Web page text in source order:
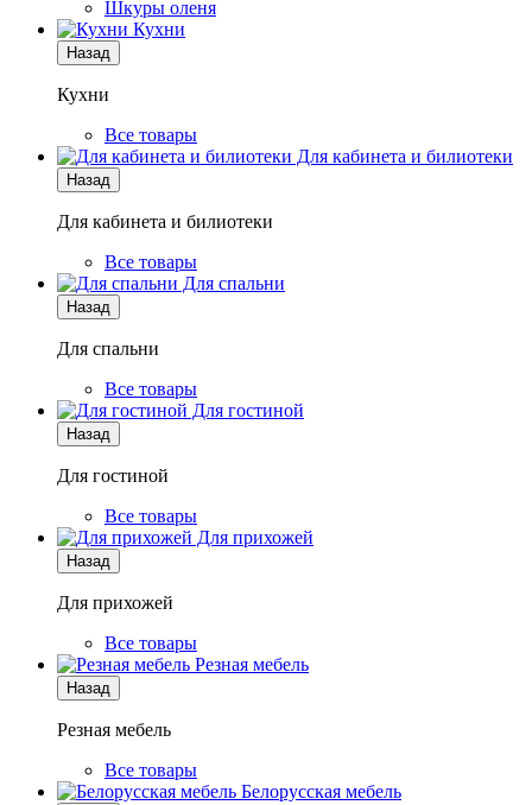
Шкуры оленя
Кухни
Назад
Кухни
Все товары
Для кабинета и билиотеки
Назад
Для кабинета и билиотеки
Все товары
Для спальни
Назад
Для спальни
Все товары
Для гостиной
Назад
Для гостиной
Все товары
Для прихожей
Назад
Для прихожей
Все товары
Резная мебель
Назад
Резная мебель
Все товары
Белорусская мебель